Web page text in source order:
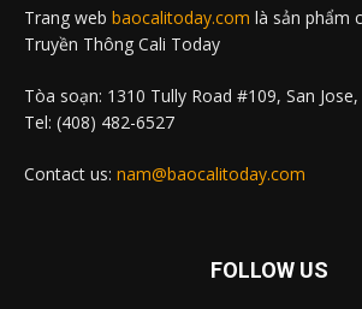
Trang web baocalitoday.com là sản phẩm
Truyền Thông Cali Today
Tòa soạn: 1310 Tully Road #109, San Jose,
Tel: (408) 482-6527
Contact us: nam@baocalitoday.com
FOLLOW US